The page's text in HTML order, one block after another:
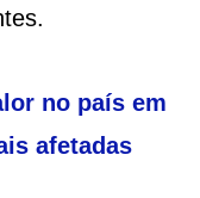
no país em
afetadas